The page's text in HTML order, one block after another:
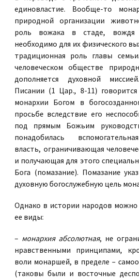
единовластие. Вообще-то
природной организации
роль вожака в стаде,
необходимо для их физического
традиционная роль главы
человеческом обществе
дополняется духовной
Писании (1 Цар., 8-11)
монархии Богом в
просьбе вследствие его
под прямым Божьим
понадобилась
власть, ограничивающая
и получающая для этого
Бога (помазание). Помазание
духовную богослужебную цель
Однако в истории народов
ее виды:
– монархия абсолютная, не
нравственными принципами,
воли монаршей, в пределе –
(таковы были и восточные